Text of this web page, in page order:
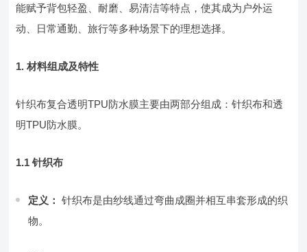
能赋予背包轻盈、耐磨、易清洁等特点，使其成为户外运
动、日常通勤、旅行等多种场景下的理想选择。
1. 材料组成及特性
针织布复合透明TPU防水膜主要由两部分组成：针织布和透
明TPU防水膜。
1.1 针织布
定义： 针织布是由纱线通过弯曲成圈并相互串套形成的织
物。